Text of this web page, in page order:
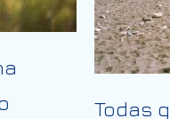
Todas